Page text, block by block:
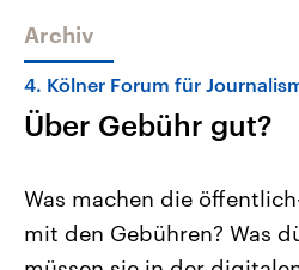
Themen
Archiv
4. Kölner Forum für
Über Gebühr gut?
Was machen die
mit den Gebühren? Was